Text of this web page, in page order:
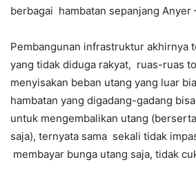
berbagai hambatan sepanjang Anyer
Pembangunan infrastruktur akhirnya
yang tidak diduga rakyat, ruas-ruas
menyisakan beban utang yang luar
hambatan yang digadang-gadang
untuk mengembalikan utang
saja), ternyata sama sekali tidak
membayar bunga utang saja, tidak